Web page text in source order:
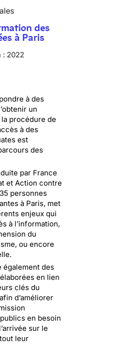
des
à Paris
: 2022
à des
un
procédure de
à des
est
des
par France
et Action contre
personnes
à Paris, met
enjeux qui
à l’information,
du
ou encore
également des
en lien
clés du
d’améliorer
en besoin
sur le
leur